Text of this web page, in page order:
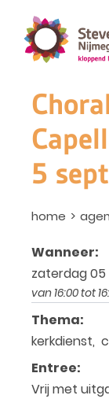
5
home
Wanneer:
zaterdag
van 16:00 tot
Thema:
kerkdienst,
Entree:
Vrij met